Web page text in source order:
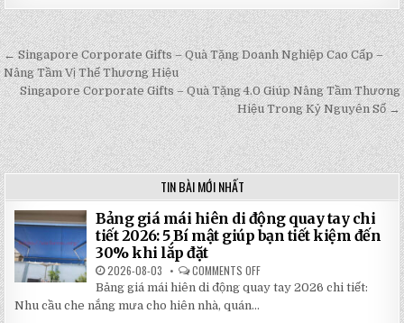
Post
navigation
← Singapore Corporate Gifts – Quà Tặng Doanh Nghiệp Cao Cấp –
Nâng Tầm Vị Thế Thương Hiệu
Singapore Corporate Gifts – Quà Tặng 4.0 Giúp Nâng Tầm Thương
Hiệu Trong Kỷ Nguyên Số →
TIN BÀI MỚI NHẤT
Bảng giá mái hiên di động quay tay chi
tiết 2026: 5 Bí mật giúp bạn tiết kiệm đến
30% khi lắp đặt
2026-08-03 COMMENTS OFF
BẢNG
GIÁ
Bảng giá mái hiên di động quay tay 2026 chi tiết:
Nhu cầu che nắng mưa cho hiên nhà, quán...